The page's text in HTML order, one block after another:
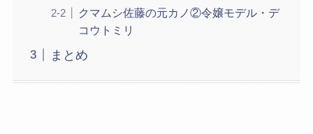
クマムシ佐藤の元カノ②令嬢モデル・デ
コウトミリ
まとめ